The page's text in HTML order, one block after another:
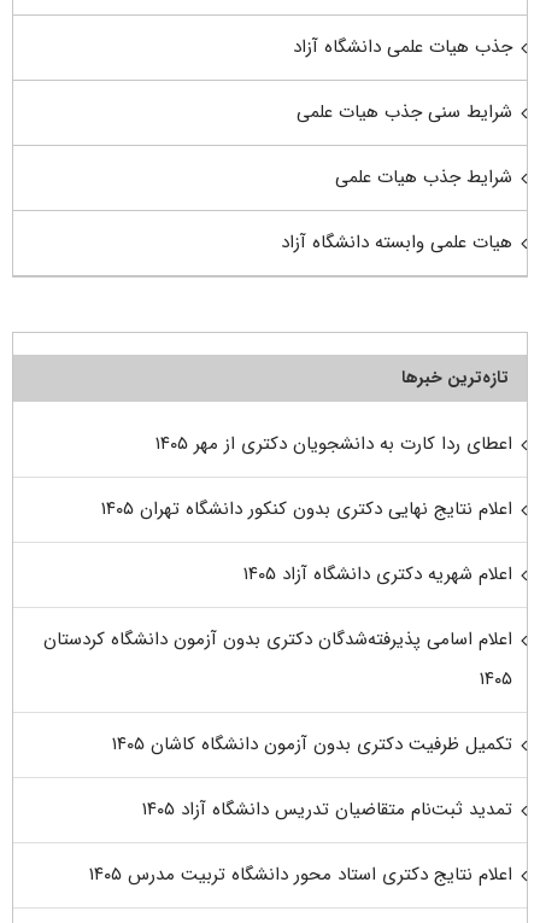
جذب هیات علمی دانشگاه آزاد
شرایط سنی جذب هیات علمی
شرایط جذب هیات علمی
هیات علمی وابسته دانشگاه آزاد
تازه‌ترین خبرها
اعطای ردا کارت به دانشجویان دکتری از مهر ۱۴۰۵
اعلام نتایج نهایی دکتری بدون کنکور دانشگاه تهران ۱۴۰۵
اعلام شهریه دکتری دانشگاه آزاد ۱۴۰۵
اعلام اسامی پذیرفته‌شدگان دکتری بدون آزمون دانشگاه کردستان
۱۴۰۵
تکمیل ظرفیت دکتری بدون آزمون دانشگاه کاشان ۱۴۰۵
تمدید ثبت‌نام متقاضیان تدریس دانشگاه آزاد ۱۴۰۵
اعلام نتایج دکتری استاد محور دانشگاه تربیت مدرس ۱۴۰۵